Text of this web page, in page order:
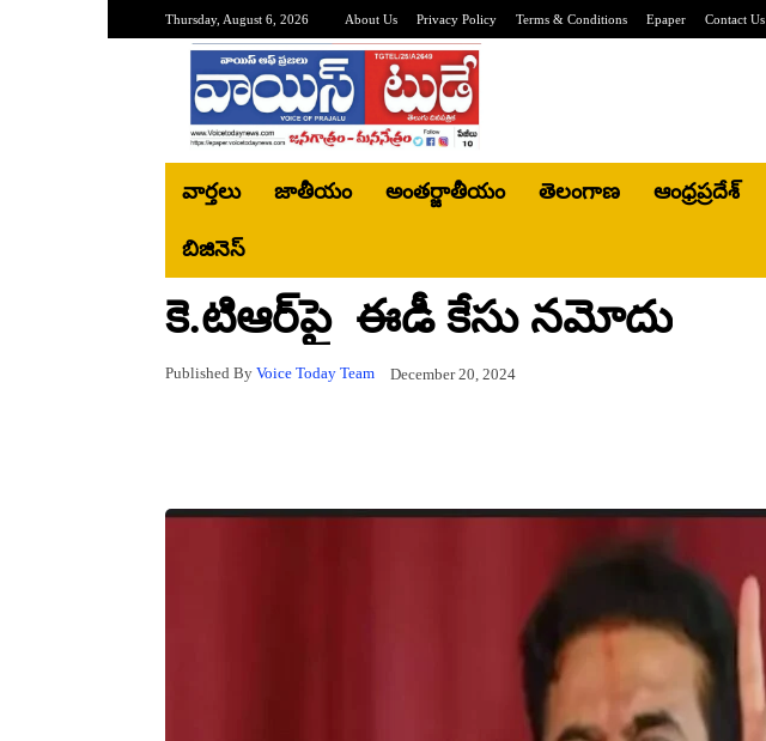
Thursday, August 6, 2026 About Us Privacy Policy Terms & Conditions Epaper Contact Us
వార్తలు జాతీయం అంతర్జాతీయం తెలంగాణ ఆంధ్రప్రదేశ్
బిజినెస్‌
కె.టిఆర్‌పై ఈడీ కేసు నమోదు
Published By Voice Today Team December 20, 2024